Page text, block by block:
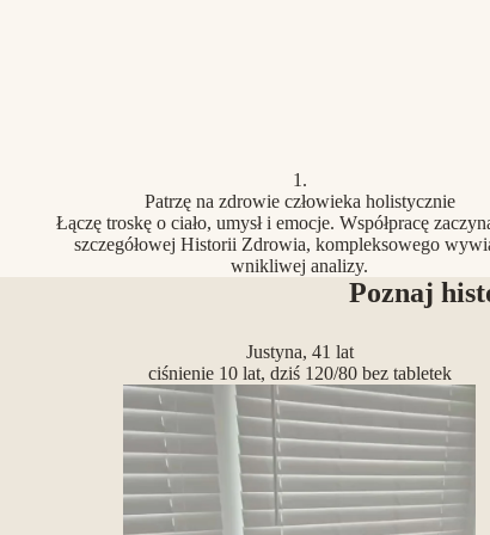
1.
Patrzę na zdrowie człowieka holistycznie
Łączę troskę o ciało, umysł i emocje. Współpracę
szczegółowej Historii Zdrowia, kompleksowego
wnikliwej analizy.
Poznaj
Justyna, 41 lat
ciśnienie 10 lat, dziś 120/80 bez tabletek